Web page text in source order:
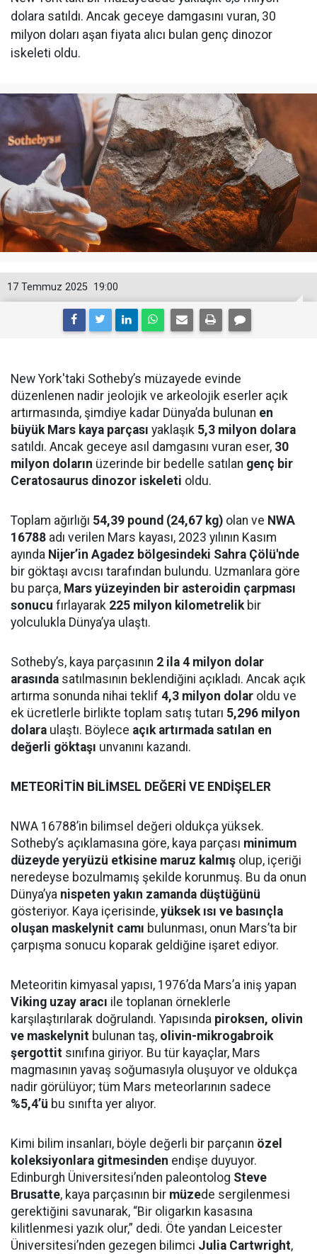
dolara satıldı. Ancak geceye damgasını vuran, 30
milyon doları aşan fiyata alıcı bulan genç dinozor
iskeleti oldu.
19:00
17 Temmuz 2025
New York'taki Sotheby’s müzayede evinde
düzenlenen nadir jeolojik ve arkeolojik eserler açık
artırmasında, şimdiye kadar Dünya’da bulunan en
büyük Mars kaya parçası yaklaşık 5,3 milyon dolara
satıldı. Ancak geceye asıl damgasını vuran eser, 30
milyon doların üzerinde bir bedelle satılan genç bir
Ceratosaurus dinozor iskeleti oldu.
Toplam ağırlığı 54,39 pound (24,67 kg) olan ve NWA
16788 adı verilen Mars kayası, 2023 yılının Kasım
ayında Nijer’in Agadez bölgesindeki Sahra Çölü'nde
bir göktaşı avcısı tarafından bulundu. Uzmanlara göre
bu parça, Mars yüzeyinden bir asteroidin çarpması
sonucu fırlayarak 225 milyon kilometrelikbir
yolculukla Dünya’ya ulaştı.
Sotheby’s, kaya parçasının 2 ila 4 milyon dolar
arasında satılmasının beklendiğini açıkladı. Ancak açık
artırma sonunda nihai teklif 4,3 milyon dolar oldu ve
ek ücretlerle birlikte toplam satış tutarı 5,296 milyon
dolara ulaştı. Böylece açık artırmada satılan en
değerli göktaşı unvanını kazandı.
METEORİTİN BİLİMSEL DEĞERİ VE ENDİŞELER
NWA 16788’in bilimsel değeri oldukça yüksek.
Sotheby’s açıklamasına göre, kaya parçası minimum
düzeyde yeryüzü etkisine maruz kalmış olup, içeriği
neredeyse bozulmamış şekilde korunmuş. Bu da onun
Dünya’ya nispeten yakın zamanda düştüğünü
gösteriyor. Kaya içerisinde, yüksek ısı ve basınçla
oluşan maskelynit camı bulunması, onun Mars’ta bir
çarpışma sonucu koparak geldiğine işaret ediyor.
Meteoritin kimyasal yapısı, 1976’da Mars’a iniş yapan
Viking uzay aracı ile toplanan örneklerle
karşılaştırılarak doğrulandı. Yapısında piroksen, olivin
ve maskelynit bulunan taş, olivin-mikrogabroik
şergottit sınıfına giriyor. Bu tür kayaçlar, Mars
magmasının yavaş soğumasıyla oluşuyor ve oldukça
nadir görülüyor; tüm Mars meteorlarının sadece
%5,4’ü bu sınıfta yer alıyor.
Kimi bilim insanları, böyle değerli bir parçanın özel
koleksiyonlara gitmesinden endişe duyuyor.
Edinburgh Üniversitesi’nden paleontolog Steve
Brusatte, kaya parçasının bir müzede sergilenmesi
gerektiğini savunarak, “Bir oligarkın kasasına
kilitlenmesi yazık olur,” dedi. Öte yandan Leicester
Üniversitesi’nden gezegen bilimci Julia Cartwright,